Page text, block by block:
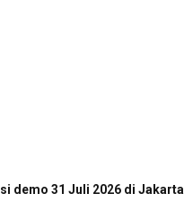
demo 31 Juli 2026 di Jakarta